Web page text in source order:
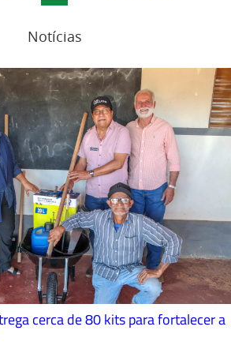
Notícias
cerca de 80 kits para fortalecer a